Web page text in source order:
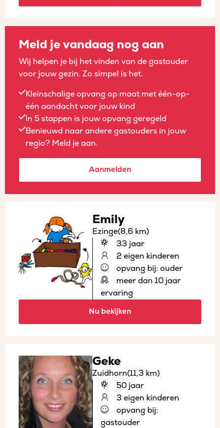
Meld je vandaag nog aan
Wij helpen je bij het vinden van de gastouder
voor jouw gezin. Zo simpel is het.
Kleinschalige opvang op maat met één-op-
één aandacht voor jouw kind
In 5 stappen is jouw opvang geregeld
Benieuwd naar andere gastouders in jouw
regio? Meld je aan.
Aanmelden
Emily
Ezinge(8,6 km)
33 jaar
2 eigen kinderen
opvang bij: ouder
meer dan 10 jaar
ervaring
Nu bekijken
Geke
Zuidhorn(11,3 km)
50 jaar
3 eigen kinderen
opvang bij:
gastouder